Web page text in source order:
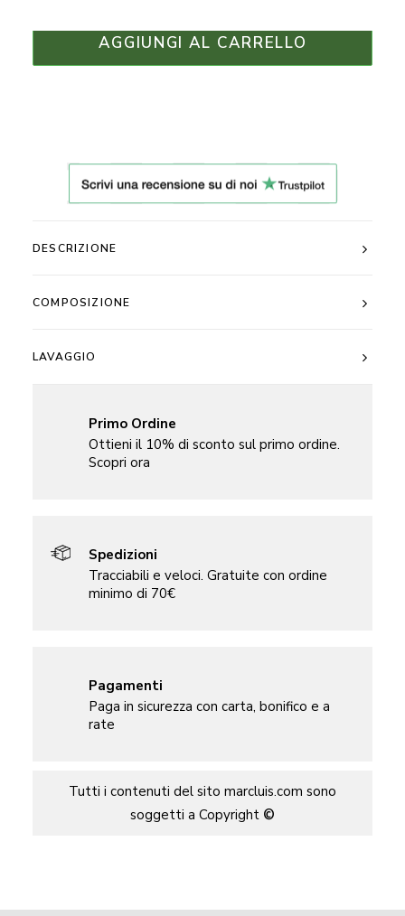
Pezzi
Ricamato
Dolce
quantità
AGGIUNGI AL CARRELLO
DESCRIZIONE
COMPOSIZIONE
LAVAGGIO
Primo Ordine
Ottieni il 10% di sconto sul primo ordine.
Scopri ora
Spedizioni
Tracciabili e veloci. Gratuite con ordine
minimo di 70€
Pagamenti
Paga in sicurezza con carta, bonifico e a
rate
Tutti i contenuti del sito marcluis.com sono
soggetti a Copyright ©